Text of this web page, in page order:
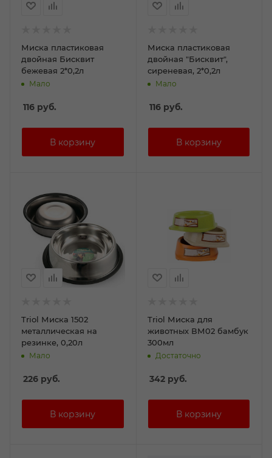
Миска пластиковая
двойная Бисквит
бежевая 2*0,2л
Мало
116 руб.
Миска пластиковая
двойная "Бисквит",
сиреневая, 2*0,2л
Мало
116руб.
Triol Миска 1502
металлическая на
резинке, 0,20л
Мало
226 руб.
Triol Миска для
животных ВМ02 бамбук
300мл
Достаточно
342руб.